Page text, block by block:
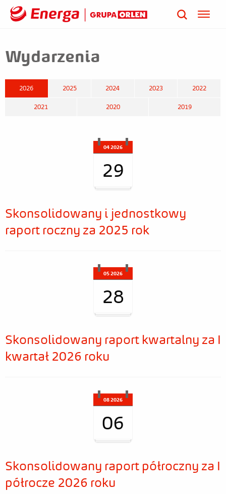
Wydarzenia
2026 2025 2024 2023 2022
2021 2020 2019
04 2026
29
Skonsolidowany i jednostkowy
raport roczny za 2025 rok
05 2026
28
Skonsolidowany raport kwartalny za I
kwartał 2026 roku
08 2026
06
Skonsolidowany raport półroczny za I
półrocze 2026 roku